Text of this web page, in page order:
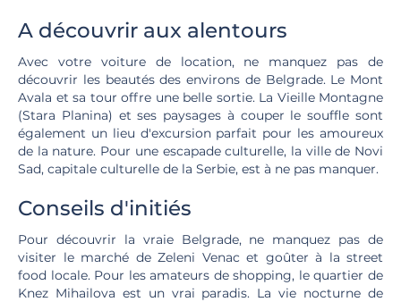
A découvrir aux alentours
Avec votre voiture de location, ne manquez pas de
découvrir les beautés des environs de Belgrade. Le Mont
Avala et sa tour offre une belle sortie. La Vieille Montagne
(Stara Planina) et ses paysages à couper le souffle sont
également un lieu d'excursion parfait pour les amoureux
de la nature. Pour une escapade culturelle, la ville de Novi
Sad, capitale culturelle de la Serbie, est à ne pas manquer.
Conseils d'initiés
Pour découvrir la vraie Belgrade, ne manquez pas de
visiter le marché de Zeleni Venac et goûter à la street
food locale. Pour les amateurs de shopping, le quartier de
Knez Mihailova est un vrai paradis. La vie nocturne de